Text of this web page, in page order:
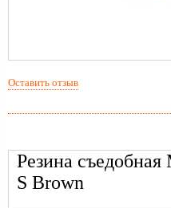
Резина
S Brown
Оставить отзыв